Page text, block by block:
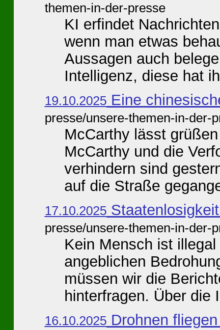
themen-in-der-presse
KI erfindet
wenn man etwas
Aussagen auch
Intelligenz, diese hat
19.10.2025Eine
presse/unsere-themen-in-der-
McCarthy lässt
McCarthy und die
verhindern sind
auf die Straße
17.10.2025
presse/unsere-themen-in-der-
Kein Mensch ist
angeblichen
müssen wir die
hinterfragen. Über die
16.10.2025Drohnen